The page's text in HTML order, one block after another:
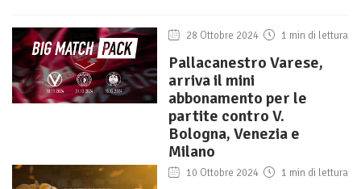
28 Ottobre 2024 1 min di lettura
Pallacanestro Varese,
arriva il mini
abbonamento per le
partite contro V.
Bologna, Venezia e
Milano
10 Ottobre 2024 1 min di lettura